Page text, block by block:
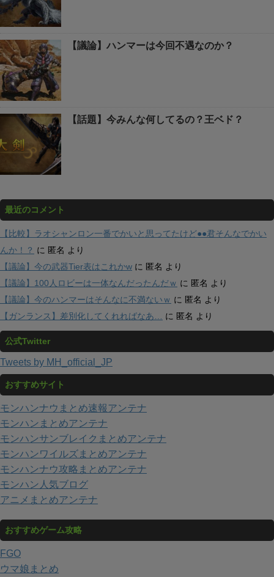
【議論】ハンマーは今回不遇なのか？
【話題】今みんな何してるの？王ベド？
最近のコメント
【比較】ラオシャンロン一番でかいと思ってたけど●●君そんなでかい
んか！？ に 匿名 より
【議論】今の武器Tier表はこれかw に 匿名 より
【議論】100人ロビーは一体なんだったんだｗ に 匿名 より
【議論】今のハンマーはそんなに不満ないｗ に 匿名 より
【ガンランス】差別化してくれればなあ…
に 匿名 より
公式Twitter
Tweets by MH_official_JP
おすすめサイト
モンハンナウまとめ速報アンテナ
モンハンまとめアンテナ
モンハンサンブレイクまとめアンテナ
モンハンワイルズまとめアンテナ
モンハンナウ攻略まとめアンテナ
モンハン人気ブログ
アニメまとめアンテナ
おすすめゲーム攻略
FGO
ウマ娘まとめ